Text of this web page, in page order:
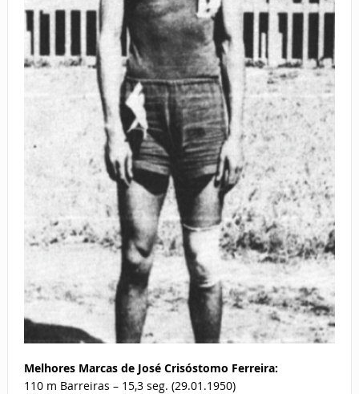
Melhores Marcas de José Crisóstomo Ferreira:
110 m Barreiras – 15,3 seg. (29.01.1950)